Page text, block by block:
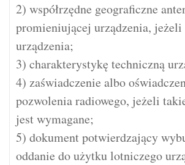
2) współrzędne geograficzne
promieniującej urządzenia, jeżeli
urządzenia;
3) charakterystykę techniczną
4) zaświadczenie albo
pozwolenia radiowego, jeżeli
jest wymagane;
5) dokument potwierdzający
oddanie do użytku lotniczego